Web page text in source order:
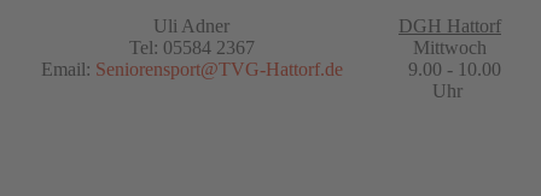
Uli Adner
Tel: 05584 2367
Email: Seniorensport@TVG-Hattorf.de
DGH Hattorf
Mittwoch
9.00 - 10.00
Uhr